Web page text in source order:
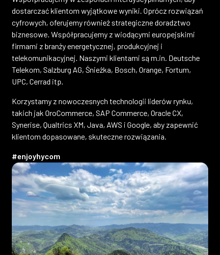
dostarczać klientom wyjątkowe wyniki. Oprócz rozwiązań
cyfrowych, oferujemy również strategiczne doradztwo
biznesowe. Współpracujemy z wiodącymi europejskimi
firmami z branży energetycznej, produkcyjnej i
telekomunikacyjnej. Naszymi klientami są m.in. Deutsche
Telekom, Salzburg AG, Śnieżka, Bosch, Orange, Fortum,
UPC, Cerrad itp.
Korzystamy z nowoczesnych technologii liderów rynku,
takich jak OroCommerce, SAP Commerce, Oracle CX,
Synerise, Qualtrics XM, Java, AWS i Google, aby zapewnić
klientom dopasowane, skuteczne rozwiązania.
#enjoyhycom